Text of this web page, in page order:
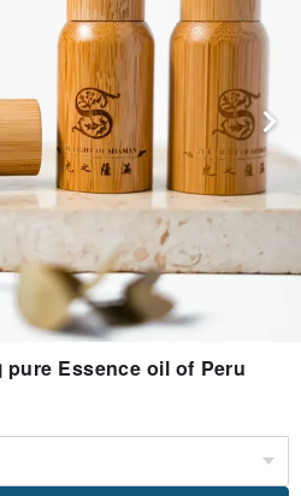
pure Essence oil of Peru